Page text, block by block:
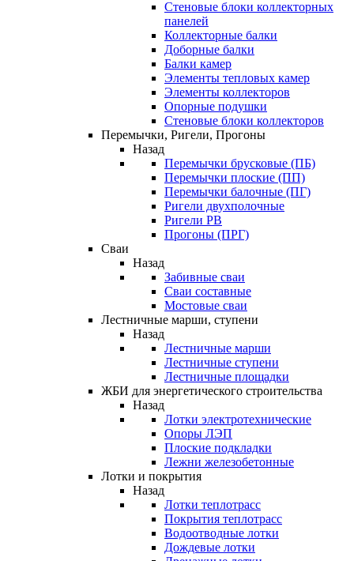
Стеновые блоки коллекторных
панелей
Коллекторные балки
Доборные балки
Балки камер
Элементы тепловых камер
Элементы коллекторов
Опорные подушки
Стеновые блоки коллекторов
Перемычки, Ригели, Прогоны
Назад
Перемычки брусковые (ПБ)
Перемычки плоские (ПП)
Перемычки балочные (ПГ)
Ригели двухполочные
Ригели РВ
Прогоны (ПРГ)
Сваи
Назад
Забивные сваи
Сваи составные
Мостовые сваи
Лестничные марши, ступени
Назад
Лестничные марши
Лестничные ступени
Лестничные площадки
ЖБИ для энергетического строительства
Назад
Лотки электротехнические
Опоры ЛЭП
Плоские подкладки
Лежни железобетонные
Лотки и покрытия
Назад
Лотки теплотрасс
Покрытия теплотрасс
Водоотводные лотки
Дождевые лотки